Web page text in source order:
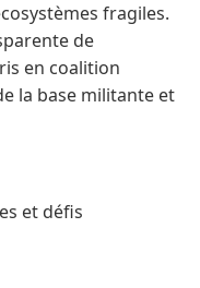
fragiles.
de
en coalition
la base militante et
et défis